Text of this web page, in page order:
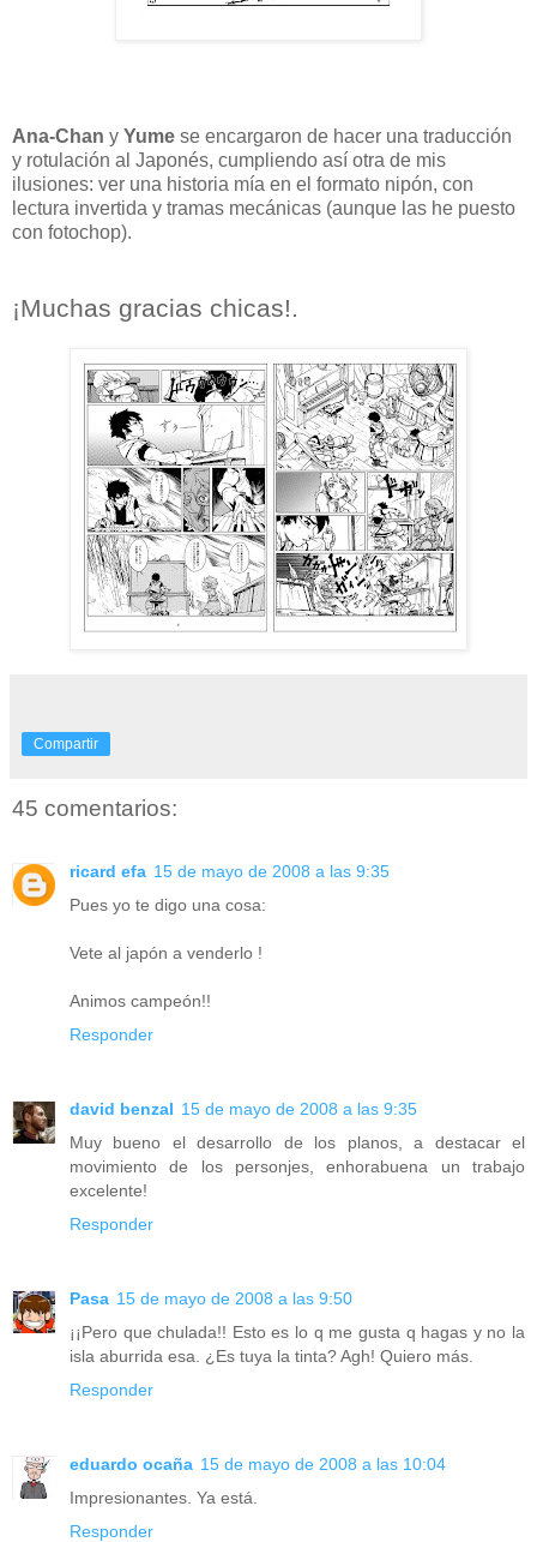
Ana-Chan y Yume se encargaron de hacer una traducción
y rotulación al Japonés, cumpliendo así otra de mis
ilusiones: ver una historia mía en el formato nipón, con
lectura invertida y tramas mecánicas (aunque las he puesto
con fotochop).
¡Muchas gracias chicas!.
Compartir
45 comentarios:
ricard efa 15 de mayo de 2008 a las 9:35
Pues yo te digo una cosa:
Vete al japón a venderlo !
Animos campeón!!
Responder
david benzal 15 de mayo de 2008 a las 9:35
Muy bueno el desarrollo de los planos, a destacar el
movimiento de los personjes, enhorabuena un trabajo
excelente!
Responder
Pasa 15 de mayo de 2008 a las 9:50
¡¡Pero que chulada!! Esto es lo q me gusta q hagas y no la
isla aburrida esa. ¿Es tuya la tinta? Agh! Quiero más.
Responder
eduardo ocaña 15 de mayo de 2008 a las 10:04
Impresionantes. Ya está.
Responder